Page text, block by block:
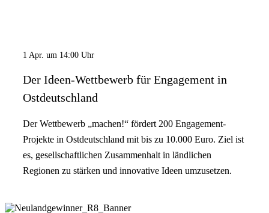
1 Apr. um 14:00 Uhr
Der Ideen-Wettbewerb für Engagement in
Ostdeutschland
Der Wettbewerb „machen!“ fördert 200 Engagement-
Projekte in Ostdeutschland mit bis zu 10.000 Euro. Ziel ist
es, gesellschaftlichen Zusammenhalt in ländlichen
Regionen zu stärken und innovative Ideen umzusetzen.